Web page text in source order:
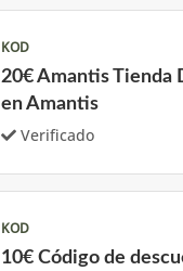
KOD
20€ Amantis Tienda
en Amantis
Verificado
KOD
10€ Código de